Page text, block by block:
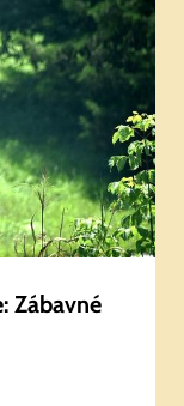
Zábavné